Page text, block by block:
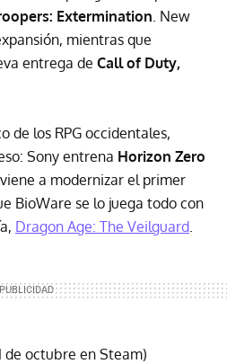
Extermination. New
mientras que
entrega de Call of Duty,
de los RPG occidentales,
Sony entrena Horizon Zero
a modernizar el primer
BioWare se lo juega todo con
Dragon Age: The Veilguard.
de octubre en Steam)